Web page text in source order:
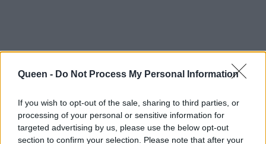
Queen - Do Not Process My Personal Information
If you wish to opt-out of the sale, sharing to third parties, or
processing of your personal or sensitive information for
targeted advertising by us, please use the below opt-out
section to confirm your selection. Please note that after your